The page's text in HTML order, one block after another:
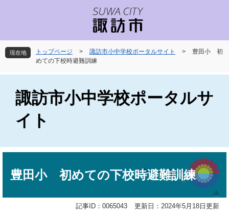
先
頭
を
飛
現在地 トップページ > 諏訪市小中学校ポータルサイト >
豊田小 初
めての下校時避難訓練
諏訪市小中学校ポータルサ
イト
豊田小 初めての下校時避難訓練
記事ID：0065043 更新日：2024年5月18日更新